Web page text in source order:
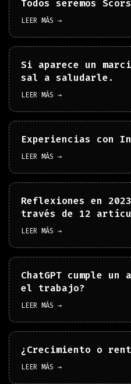
Todos seremos
LEER MÁS →
Si aparece un
sal a saludarle.
LEER MÁS →
Experiencias con
LEER MÁS →
Reflexiones en
través de 12
LEER MÁS →
ChatGPT cumple un
el trabajo?
LEER MÁS →
¿Crecimiento o
LEER MÁS →